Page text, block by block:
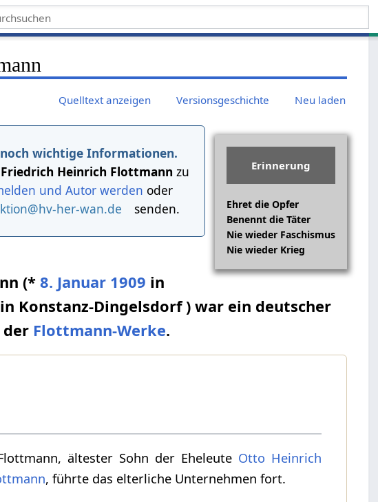
Quelltext anzeigen Versionsgeschichte Neu laden
Erinnerung
Ehret die Opfer
Benennt die Täter
Nie wieder Faschismus
Nie wieder Krieg
wichtige Informationen.
Friedrich Heinrich Flottmann zu
und Autor werden oder
her-wan.de senden.
(*8. Januar 1909 in
in Konstanz-Dingelsdorf ) war ein deutscher
Flottmann-Werke.
ältester Sohn der Eheleute Otto Heinrich
, führte das elterliche Unternehmen fort.